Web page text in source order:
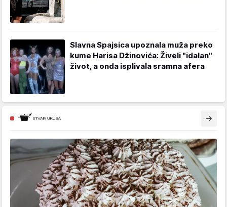
Slavna Spajsica upoznala muža preko
kume Harisa Džinovića: Živeli "idalan"
život, a onda isplivala sramna afera